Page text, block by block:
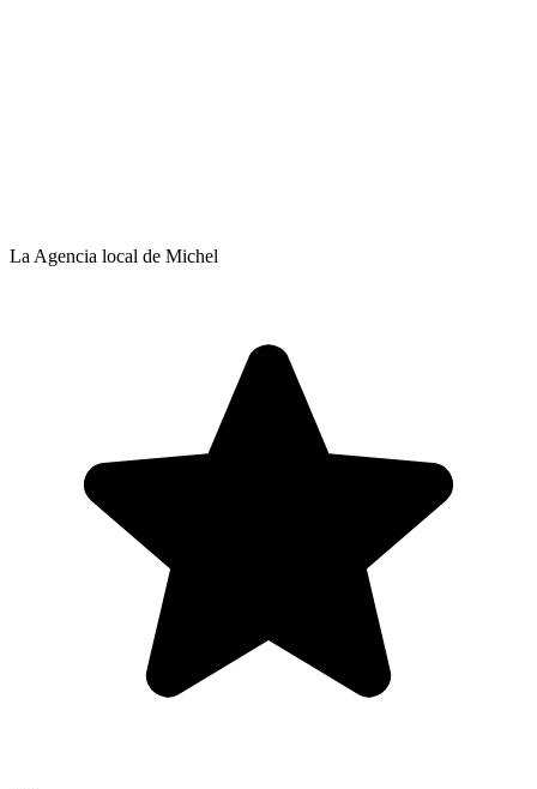
La Agencia local de Michel